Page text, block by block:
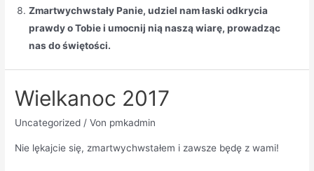
Zmartwychwstały Panie, udziel nam łaski odkrycia
prawdy o Tobie i umocnij nią naszą wiarę, prowadząc
nas do świętości.
Wielkanoc 2017
Uncategorized / Von pmkadmin
Nie lękajcie się, zmartwychwstałem i zawsze będę z wami!